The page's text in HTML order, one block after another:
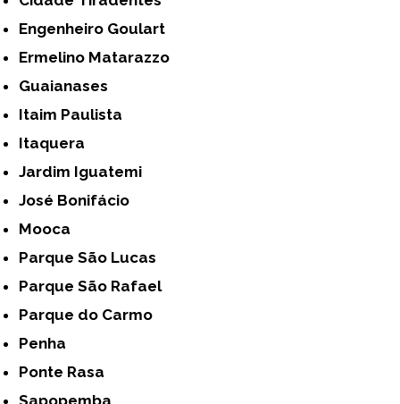
Engenheiro Goulart
Ermelino Matarazzo
Guaianases
Itaim Paulista
Itaquera
Jardim Iguatemi
José Bonifácio
Mooca
Parque São Lucas
Parque São Rafael
Parque do Carmo
Penha
Ponte Rasa
Sapopemba